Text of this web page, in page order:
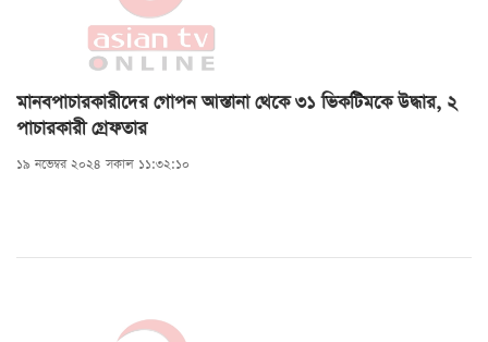
মানবপাচারকারীদের গোপন আস্তানা থেকে ৩১ ভিকটিমকে উদ্ধার, ২
পাচারকারী গ্রেফতার
১৯ নভেম্বর ২০২৪ সকাল ১১:৩২:১০